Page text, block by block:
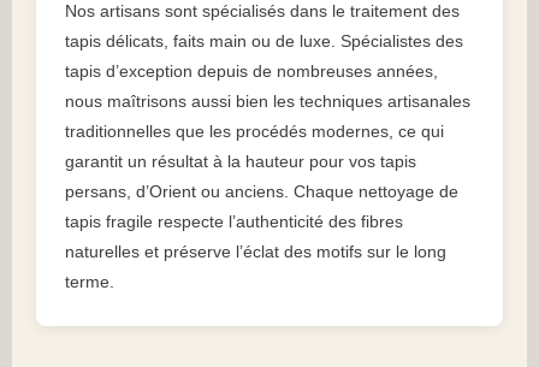
Nos artisans sont spécialisés dans le traitement des
tapis délicats, faits main ou de luxe. Spécialistes des
tapis d’exception depuis de nombreuses années,
nous maîtrisons aussi bien les techniques artisanales
traditionnelles que les procédés modernes, ce qui
garantit un résultat à la hauteur pour vos tapis
persans, d’Orient ou anciens. Chaque nettoyage de
tapis fragile respecte l’authenticité des fibres
naturelles et préserve l’éclat des motifs sur le long
terme.